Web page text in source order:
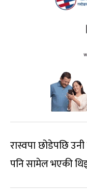
रास्वपा छोडेपछि उनी
पनि सामेल भएकी